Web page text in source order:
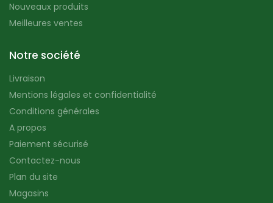
Nouveaux produits
Meilleures ventes
Notre société
Livraison
Mentions légales et confidentialité
Conditions générales
A propos
Paiement sécurisé
Contactez-nous
Plan du site
Magasins